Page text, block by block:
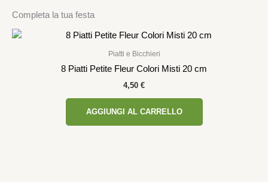
Completa la tua festa
Piatti e Bicchieri
8 Piatti Petite Fleur Colori Misti 20 cm
4,50 €
AGGIUNGI AL CARRELLO